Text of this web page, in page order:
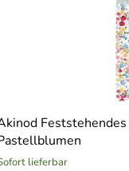
lieferbar